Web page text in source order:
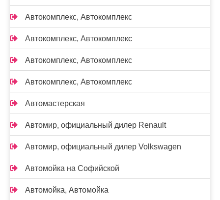
Автокомплекс, Автокомплекс
Автокомплекс, Автокомплекс
Автокомплекс, Автокомплекс
Автокомплекс, Автокомплекс
Автомастерская
Автомир, официальный дилер Renault
Автомир, официальный дилер Volkswagen
Автомойка на Софийской
Автомойка, Автомойка